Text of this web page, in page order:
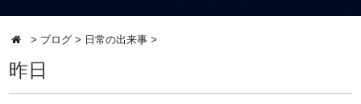
> ブログ > 日常の出来事 >
昨日